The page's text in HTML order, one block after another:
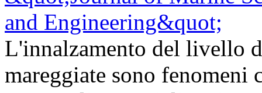
L'innalzamento del livello
mareggiate sono fenomeni